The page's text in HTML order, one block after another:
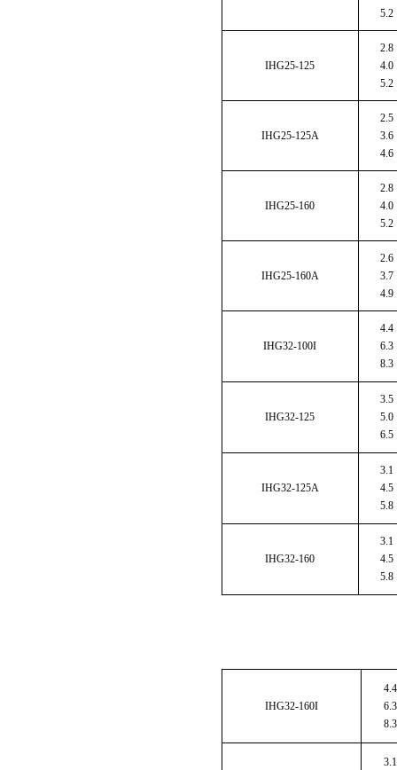
5.2
IHG25-125
2.8
4.0
5.2
IHG25-125A
2.5
3.6
4.6
IHG25-160
2.8
4.0
5.2
IHG25-160A
2.6
3.7
4.9
IHG32-100I
4.4
6.3
8.3
IHG32-125
3.5
5.0
6.5
IHG32-125A
3.1
4.5
5.8
IHG32-160
3.1
4.5
5.8
IHG32-160I
4.4
6.3
8.3
3.1